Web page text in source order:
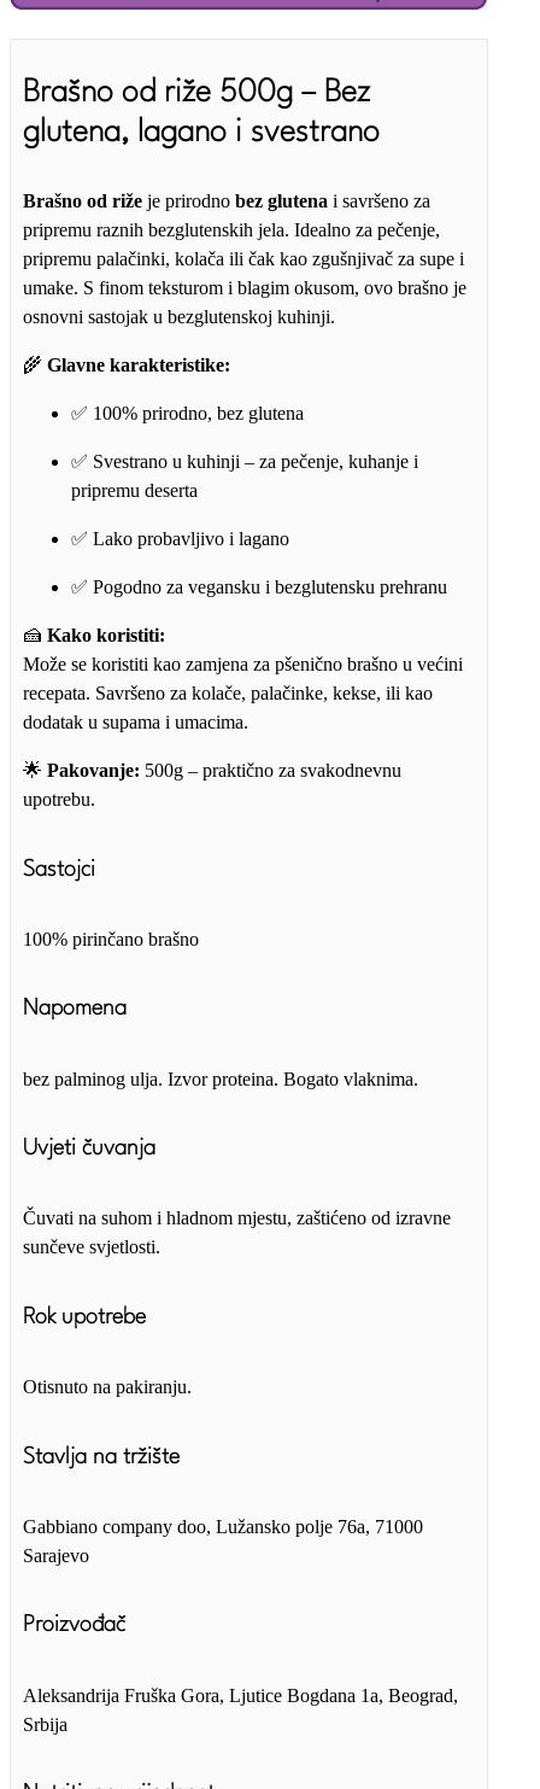
Brašno od riže 500g – Bez
glutena, lagano i svestrano
Brašno od riže je prirodno bez glutena i savršeno za
pripremu raznih bezglutenskih jela. Idealno za pečenje,
pripremu palačinki, kolača ili čak kao zgušnjivač za supe i
umake. S finom teksturom i blagim okusom, ovo brašno je
osnovni sastojak u bezglutenskoj kuhinji.
🌾 Glavne karakteristike:
✅ 100% prirodno, bez glutena
✅ Svestrano u kuhinji – za pečenje, kuhanje i
pripremu deserta
✅ Lako probavljivo i lagano
✅ Pogodno za vegansku i bezglutensku prehranu
🍰 Kako koristiti:
Može se koristiti kao zamjena za pšenično brašno u većini
recepata. Savršeno za kolače, palačinke, kekse, ili kao
dodatak u supama i umacima.
🌟 Pakovanje: 500g – praktično za svakodnevnu
upotrebu.
Sastojci
100% pirinčano brašno
Napomena
bez palminog ulja. Izvor proteina. Bogato vlaknima.
Uvjeti čuvanja
Čuvati na suhom i hladnom mjestu, zaštićeno od izravne
sunčeve svjetlosti.
Rok upotrebe
Otisnuto na pakiranju.
Stavlja na tržište
Gabbiano company doo, Lužansko polje 76a, 71000
Sarajevo
Proizvođač
Aleksandrija Fruška Gora, Ljutice Bogdana 1a, Beograd,
Srbija